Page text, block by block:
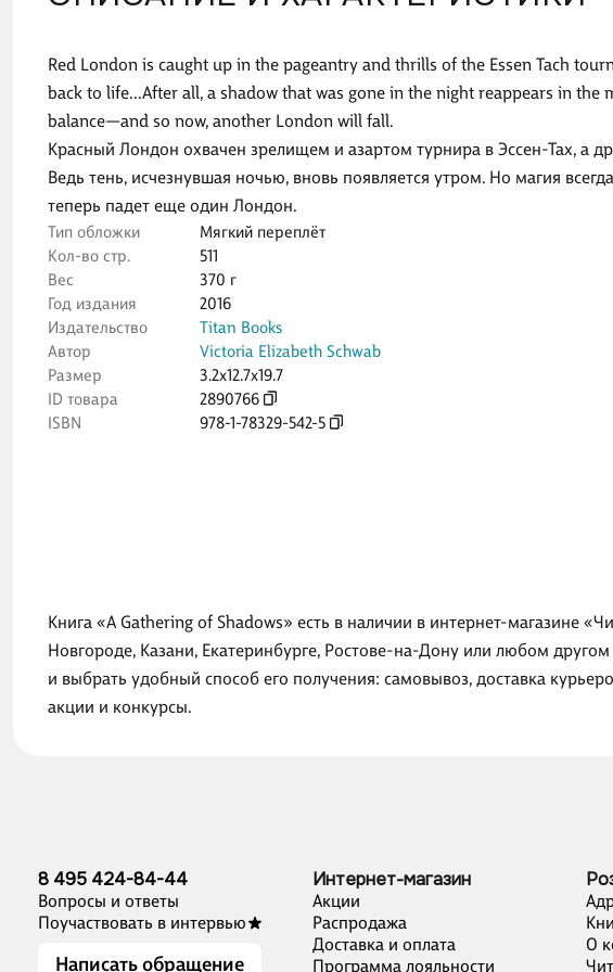
Red London is caught up in the pageantry and thrills of the Essen Tach
back to life...After all, a shadow that was gone in the night reappears in the
balance―and so now, another London will fall.
Красный Лондон охвачен зрелищем и азартом турнира в Эссен-Тах, а
Ведь тень, исчезнувшая ночью, вновь появляется утром. Но магия
теперь падет еще один Лондон.
Тип обложки
Мягкий переплёт
Кол-во стр.
511
Вес
370 г
Год издания
2016
Издательство
Titan Books
Автор
Victoria Elizabeth Schwab
Размер
3.2x12.7x19.7
ID товара
2890766
ISBN
978-1-78329-542-5
Книга «A Gathering of Shadows» есть в наличии в интернет-магазине
Новгороде, Казани, Екатеринбурге, Ростове-на-Дону или любом
и выбрать удобный способ его получения: самовывоз, доставка
акции и конкурсы.
8 495 424-84-44
Вопросы и ответы
Поучаствовать в интервью
Написать обращение
Интернет-магазин
Акции
Распродажа
Доставка и оплата
Программа лояльности
О